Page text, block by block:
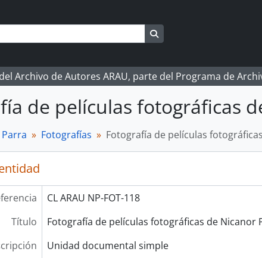
Archivo de Autores ARAU, parte del Programa de
de películas fotográficas
Fotografías Fotografía de películas
CL ARAU NP-FOT-118
Título
Fotografía de películas fotográficas de Nicanor
Unidad documental simple